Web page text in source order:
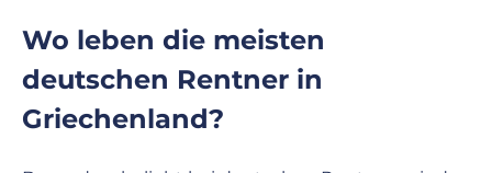
Wo leben die meisten
deutschen Rentner in
Griechenland?